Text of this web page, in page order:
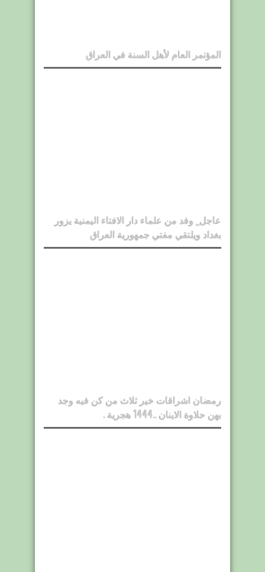
المؤتمر العام لأهل السنة في العراق
عاجل_ وفد من علماء دار الافتاء اليمنية يزور
بغداد ويلتقي مفتي جمهورية العراق
رمضان اشراقات خير ثلاث من كن فيه وجد
بهن حلاوة الاينان ..1444 هجرية .